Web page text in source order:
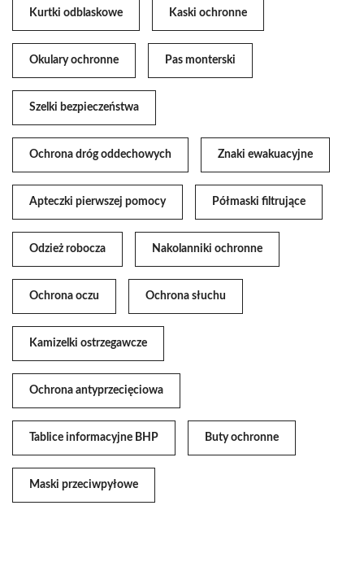
Kurtki odblaskowe Kaski ochronne
Okulary ochronne Pas monterski
Szelki bezpieczeństwa
Ochrona dróg oddechowych Znaki ewakuacyjne
Apteczki pierwszej pomocy Półmaski filtrujące
Odzież robocza Nakolanniki ochronne
Ochrona oczu Ochrona słuchu
Kamizelki ostrzegawcze
Ochrona antyprzecięciowa
Tablice informacyjne BHP Buty ochronne
Maski przeciwpyłowe